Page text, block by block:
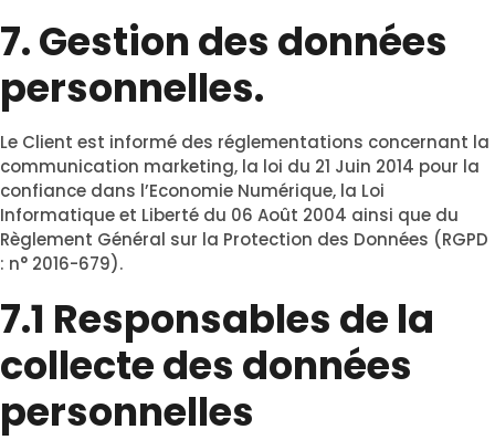
7. Gestion des données
personnelles.
Le Client est informé des réglementations concernant la
communication marketing, la loi du 21 Juin 2014 pour la
confiance dans l’Economie Numérique, la Loi
Informatique et Liberté du 06 Août 2004 ainsi que du
Règlement Général sur la Protection des Données (RGPD
: n° 2016-679).
7.1 Responsables de la
collecte des données
personnelles